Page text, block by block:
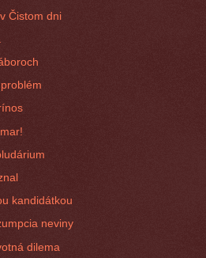
Čistom dni
kandidátkou
neviny
dilema